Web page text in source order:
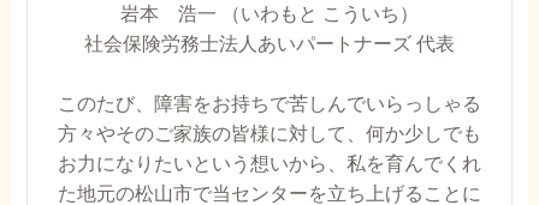
岩本 浩一 （いわもと こういち）
社会保険労務士法人あいパートナーズ 代表
このたび、障害をお持ちで苦しんでいらっしゃる
方々やそのご家族の皆様に対して、何か少しでも
お力になりたいという想いから、私を育んでくれ
た地元の松山市で当センターを立ち上げることに